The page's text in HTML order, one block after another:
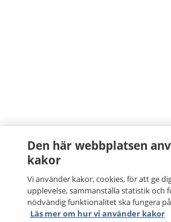
Den här webbplatsen
kakor
Vi använder kakor, cookies, för att ge
upplevelse, sammanställa statistik och
nödvändig funktionalitet ska fungera
Läs mer om hur vi använder kakor